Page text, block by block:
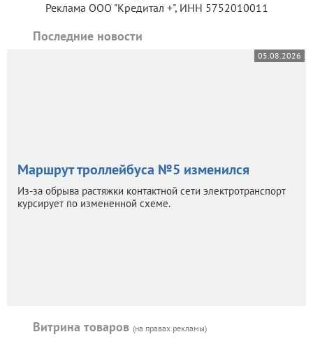
Реклама ООО "Кредитал +", ИНН 5752010011
Последние новости
05.08.2026
Маршрут троллейбуса №5 изменился
Из-за обрыва растяжки контактной сети электротранспорт
курсирует по измененной схеме.
Витрина товаров (на правах рекламы)